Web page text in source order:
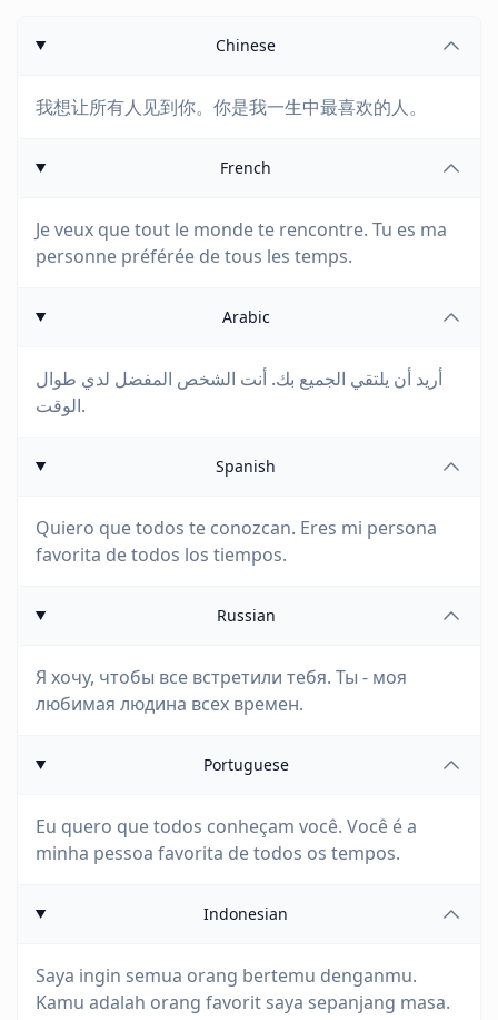
Chinese
我想让所有人见到你。你是我一生中最喜欢的人。
French
Je veux que tout le monde te rencontre. Tu es ma
personne préférée de tous les temps.
Arabic
أريد أن يلتقي الجميع بك. أنت الشخص المفضل لدي طوال
الوقت.
Spanish
Quiero que todos te conozcan. Eres mi persona
favorita de todos los tiempos.
Russian
Я хочу, чтобы все встретили тебя. Ты - моя
любимая людина всех времен.
Portuguese
Eu quero que todos conheçam você. Você é a
minha pessoa favorita de todos os tempos.
Indonesian
Saya ingin semua orang bertemu denganmu.
Kamu adalah orang favorit saya sepanjang masa.